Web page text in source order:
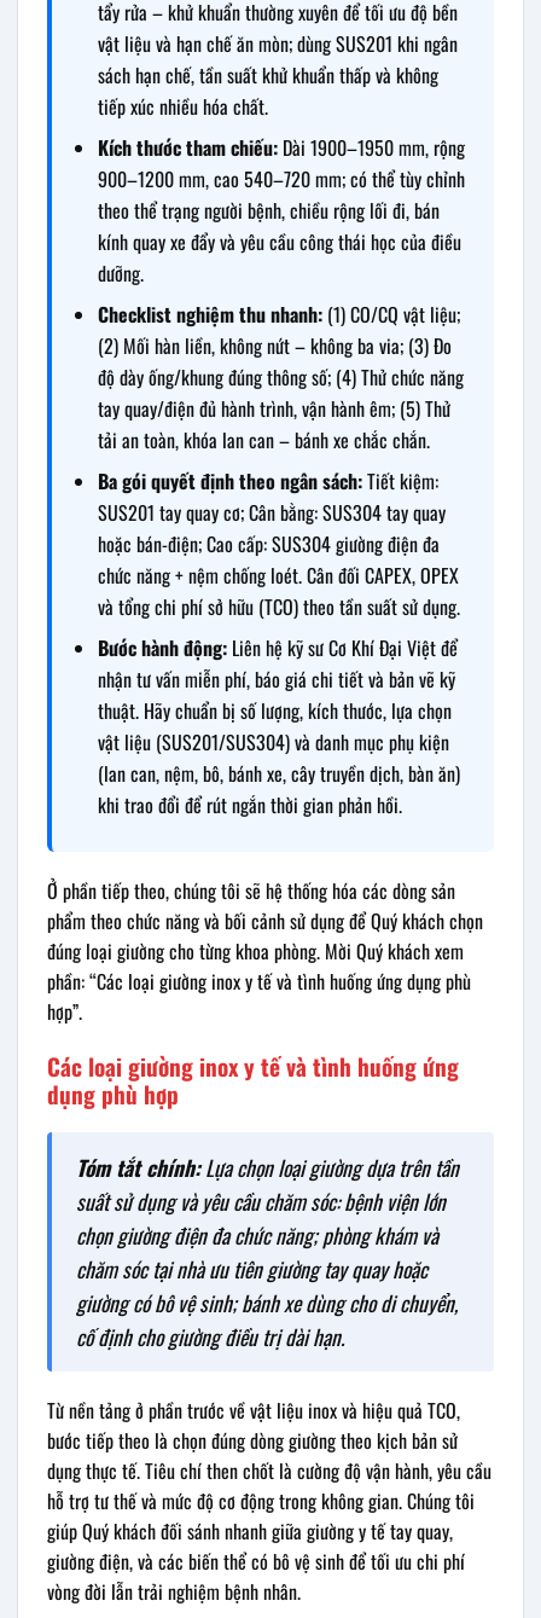
tẩy rửa – khử khuẩn thường xuyên để tối ưu độ bền
vật liệu và hạn chế ăn mòn; dùng SUS201 khi ngân
sách hạn chế, tần suất khử khuẩn thấp và không
tiếp xúc nhiều hóa chất.
Kích thước tham chiếu: Dài 1900–1950 mm, rộng
900–1200 mm, cao 540–720 mm; có thể tùy chỉnh
theo thể trạng người bệnh, chiều rộng lối đi, bán
kính quay xe đẩy và yêu cầu công thái học của điều
dưỡng.
Checklist nghiệm thu nhanh: (1) CO/CQ vật liệu;
(2) Mối hàn liền, không nứt – không ba via; (3) Đo
độ dày ống/khung đúng thông số; (4) Thử chức năng
tay quay/điện đủ hành trình, vận hành êm; (5) Thử
tải an toàn, khóa lan can – bánh xe chắc chắn.
Ba gói quyết định theo ngân sách:Tiết kiệm:
SUS201 tay quay cơ; Cân bằng: SUS304 tay quay
hoặc bán-điện; Cao cấp: SUS304 giường điện đa
chức năng + nệm chống loét. Cân đối CAPEX, OPEX
và tổng chi phí sở hữu (TCO) theo tần suất sử dụng.
Bước hành động: Liên hệ kỹ sư Cơ Khí Đại Việt để
nhận tư vấn miễn phí, báo giá chi tiết và bản vẽ kỹ
thuật. Hãy chuẩn bị số lượng, kích thước, lựa chọn
vật liệu (SUS201/SUS304) và danh mục phụ kiện
(lan can, nệm, bô, bánh xe, cây truyền dịch, bàn ăn)
khi trao đổi để rút ngắn thời gian phản hồi.
Ở phần tiếp theo, chúng tôi sẽ hệ thống hóa các dòng sản
phẩm theo chức năng và bối cảnh sử dụng để Quý khách chọn
đúng loại giường cho từng khoa phòng. Mời Quý khách xem
phần: “Các loại giường inox y tế và tình huống ứng dụng phù
hợp”.
Các loại giường inox y tế và tình huống ứng
dụng phù hợp
Tóm tắt chính:Lựa chọn loại giường dựa trên tần
suất sử dụng và yêu cầu chăm sóc: bệnh viện lớn
chọn giường điện đa chức năng; phòng khám và
chăm sóc tại nhà ưu tiên giường tay quay hoặc
giường có bô vệ sinh; bánh xe dùng cho di chuyển,
cố định cho giường điều trị dài hạn.
Từ nền tảng ở phần trước về vật liệu inox và hiệu quả TCO,
bước tiếp theo là chọn đúng dòng giường theo kịch bản sử
dụng thực tế. Tiêu chí then chốt là cường độ vận hành, yêu cầu
hỗ trợ tư thế và mức độ cơ động trong không gian. Chúng tôi
giúp Quý khách đối sánh nhanh giữa giường y tế tay quay,
giường điện, và các biến thể có bô vệ sinh để tối ưu chi phí
vòng đời lẫn trải nghiệm bệnh nhân.